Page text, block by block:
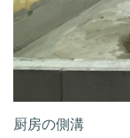
厨房の側溝